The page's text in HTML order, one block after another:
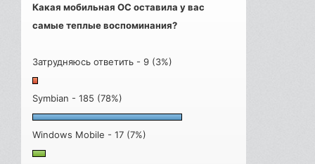
Какая мобильная ОС оставила у вас
самые теплые воспоминания?
Затрудняюсь ответить - 9 (3%)
Symbian - 185 (78%)
Windows Mobile - 17 (7%)